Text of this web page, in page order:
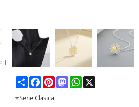
ShareFacebookPinterestMastodonWhatsApp
⭐Serie Clásica